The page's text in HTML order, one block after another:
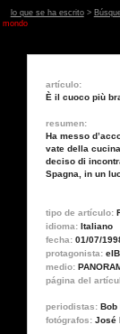
lo que se ha escrito>
mondo
artículo:
È il cuoco più
resumen:
Ha messo
vate della
deciso di
Spagna, in un
tipo de artículo:
idioma: Italiano
fecha: 01/07/
protagonista:
medio:
página del
periodistas: Bob
fotógrafos: José